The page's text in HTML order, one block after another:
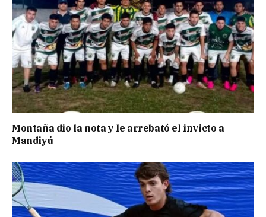
Montaña dio la nota y le arrebató el invicto a
Mandiyú